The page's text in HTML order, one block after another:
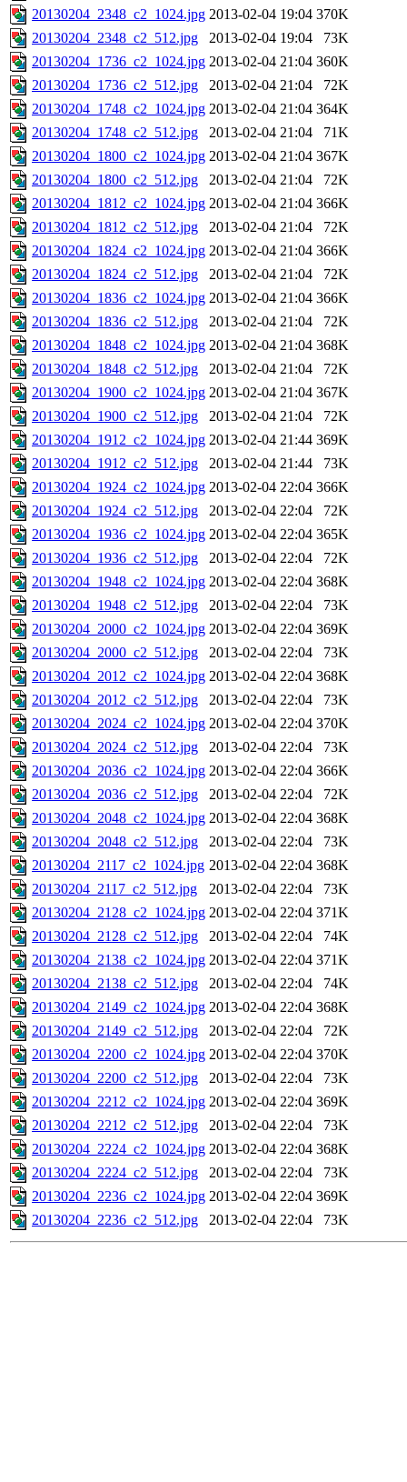
20130204_2348_c2_1024.jpg 2013-02-04 19:04 370K
20130204_2348_c2_512.jpg
2013-02-04 19:04
73K
20130204_1736_c2_1024.jpg 2013-02-04 21:04 360K
20130204_1736_c2_512.jpg
2013-02-04 21:04
72K
20130204_1748_c2_1024.jpg 2013-02-04 21:04 364K
20130204_1748_c2_512.jpg
2013-02-04 21:04
71K
20130204_1800_c2_1024.jpg 2013-02-04 21:04 367K
20130204_1800_c2_512.jpg
2013-02-04 21:04
72K
20130204_1812_c2_1024.jpg 2013-02-04 21:04 366K
20130204_1812_c2_512.jpg
2013-02-04 21:04
72K
20130204_1824_c2_1024.jpg 2013-02-04 21:04 366K
20130204_1824_c2_512.jpg
2013-02-04 21:04
72K
20130204_1836_c2_1024.jpg 2013-02-04 21:04 366K
20130204_1836_c2_512.jpg
2013-02-04 21:04
72K
20130204_1848_c2_1024.jpg 2013-02-04 21:04 368K
20130204_1848_c2_512.jpg
2013-02-04 21:04
72K
20130204_1900_c2_1024.jpg 2013-02-04 21:04 367K
20130204_1900_c2_512.jpg
2013-02-04 21:04
72K
20130204_1912_c2_1024.jpg 2013-02-04 21:44 369K
20130204_1912_c2_512.jpg
2013-02-04 21:44
73K
20130204_1924_c2_1024.jpg 2013-02-04 22:04 366K
20130204_1924_c2_512.jpg
2013-02-04 22:04
72K
20130204_1936_c2_1024.jpg 2013-02-04 22:04 365K
20130204_1936_c2_512.jpg
2013-02-04 22:04
72K
20130204_1948_c2_1024.jpg 2013-02-04 22:04 368K
20130204_1948_c2_512.jpg
2013-02-04 22:04
73K
20130204_2000_c2_1024.jpg 2013-02-04 22:04 369K
20130204_2000_c2_512.jpg
2013-02-04 22:04
73K
20130204_2012_c2_1024.jpg 2013-02-04 22:04 368K
20130204_2012_c2_512.jpg
2013-02-04 22:04
73K
20130204_2024_c2_1024.jpg 2013-02-04 22:04 370K
20130204_2024_c2_512.jpg
2013-02-04 22:04
73K
20130204_2036_c2_1024.jpg 2013-02-04 22:04 366K
20130204_2036_c2_512.jpg
2013-02-04 22:04
72K
20130204_2048_c2_1024.jpg 2013-02-04 22:04 368K
20130204_2048_c2_512.jpg
2013-02-04 22:04
73K
20130204_2117_c2_1024.jpg 2013-02-04 22:04 368K
20130204_2117_c2_512.jpg
2013-02-04 22:04
73K
20130204_2128_c2_1024.jpg 2013-02-04 22:04 371K
20130204_2128_c2_512.jpg
2013-02-04 22:04
74K
20130204_2138_c2_1024.jpg 2013-02-04 22:04 371K
20130204_2138_c2_512.jpg
2013-02-04 22:04
74K
20130204_2149_c2_1024.jpg 2013-02-04 22:04 368K
20130204_2149_c2_512.jpg
2013-02-04 22:04
72K
20130204_2200_c2_1024.jpg 2013-02-04 22:04 370K
20130204_2200_c2_512.jpg
2013-02-04 22:04
73K
20130204_2212_c2_1024.jpg 2013-02-04 22:04 369K
20130204_2212_c2_512.jpg
2013-02-04 22:04
73K
20130204_2224_c2_1024.jpg 2013-02-04 22:04 368K
20130204_2224_c2_512.jpg
2013-02-04 22:04
73K
20130204_2236_c2_1024.jpg 2013-02-04 22:04 369K
20130204_2236_c2_512.jpg
2013-02-04 22:04 73K